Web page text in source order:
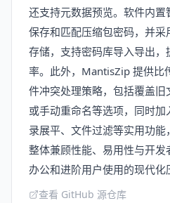
还支持元数据预览。软件内
保存和匹配压缩包密码，并
存储，支持密码库导入导出
率。此外，MantisZip 提供比
件冲突处理策略，包括覆盖
或手动重命名等选项，同时
录展平、文件过滤等实用功能
整体兼顾性能、易用性与开
办公和进阶用户使用的现代化
查看 GitHub 源仓库